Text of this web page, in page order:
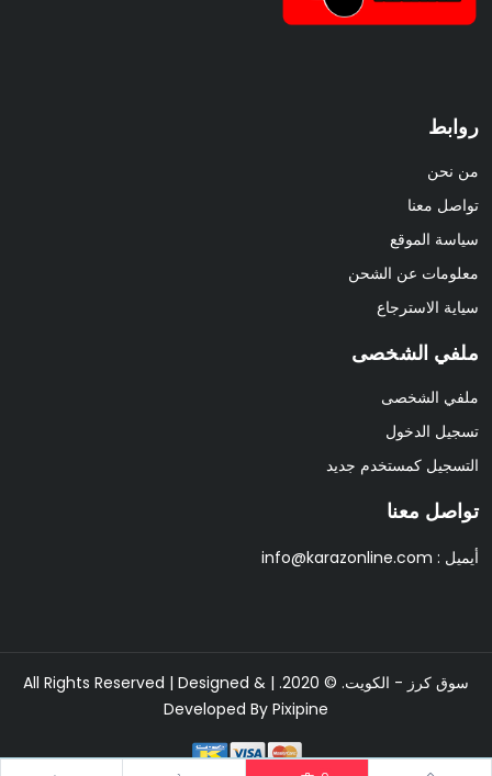
روابط
من نحن
تواصل معنا
سياسة الموقع
معلومات عن الشحن
سياية الاسترجاع
ملفي الشخصى
ملفي الشخصى
تسجيل الدخول
التسجيل كمستخدم جديد
تواصل معنا
أيميل : info@karazonline.com
سوق كرز - الكويت. © 2020. | All Rights Reserved | Designed &
Developed By Pixipine